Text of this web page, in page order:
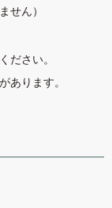
せん）
ださい。
あります。